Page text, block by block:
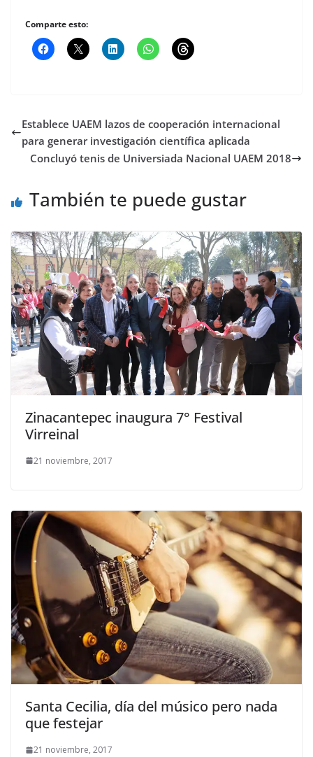
Comparte esto:
Establece UAEM lazos de cooperación internacional
para generar investigación científica aplicada
Concluyó tenis de Universiada Nacional UAEM 2018
También te puede gustar
Zinacantepec inaugura 7° Festival
Virreinal
21 noviembre, 2017
Santa Cecilia, día del músico pero nada
que festejar
21 noviembre, 2017